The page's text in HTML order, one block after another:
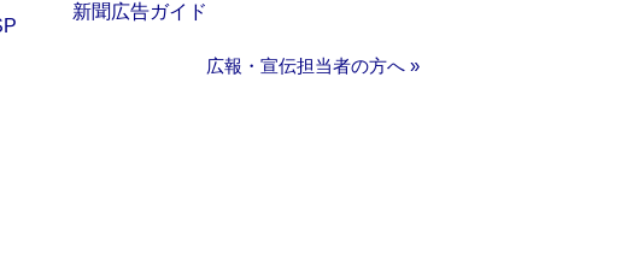
新聞広告ガイド
広報・宣伝担当者の方へ »